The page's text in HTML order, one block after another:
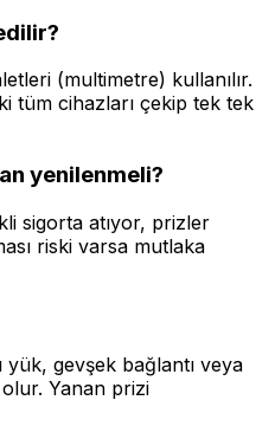
(multimetre) kullanılır.
tüm cihazları çekip tek tek
yenilenmeli?
sigorta atıyor, prizler
riski varsa mutlaka
yük, gevşek bağlantı veya
Yanan prizi